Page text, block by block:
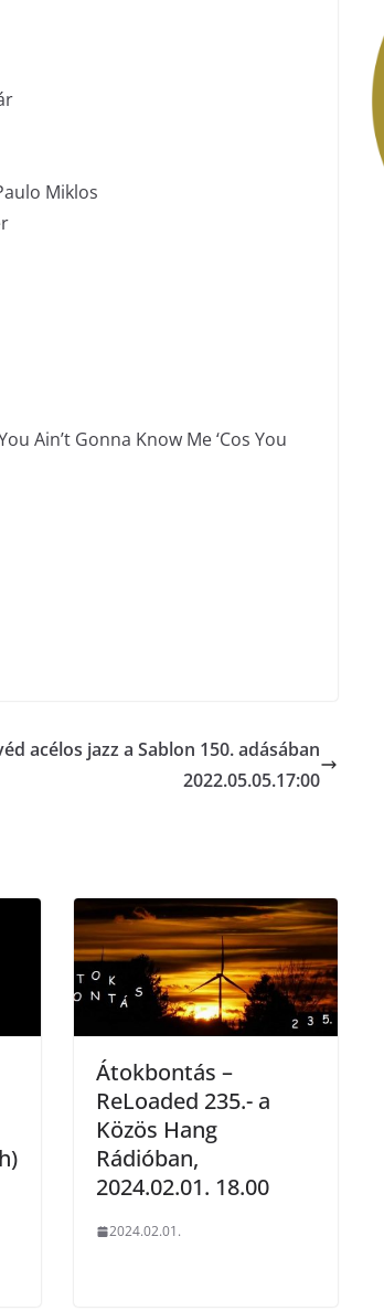
Miklos
Ain’t Gonna Know Me ‘Cos You
acélos jazz a Sablon 150. adásában
2022.05.05.17:00
Átokbontás –
ReLoaded 235.- a
Közös Hang
Rádióban,
2024.02.01. 18.00
2024.02.01.